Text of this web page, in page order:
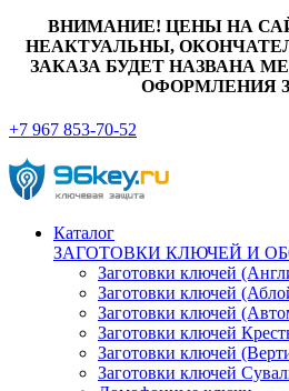
ВНИМАНИЕ! ЦЕНЫ НА
НЕАКТУАЛЬНЫ,
ЗАКАЗА БУДЕТ НАЗВАНА
ОФОРМЛЕНИЯ
+7 967 853-70-52
Каталог
ЗАГОТОВКИ КЛЮЧЕЙ И
Заготовки ключей
Заготовки ключей
Заготовки ключей
Заготовки ключей
Заготовки ключей
Заготовки ключей